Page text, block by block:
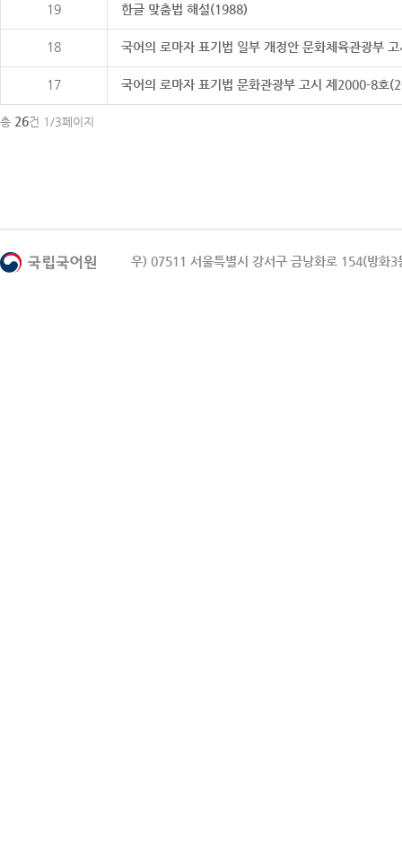
19 한글 맞춤법 해설(1988)
18 국어의 로마자 표기법 일부 개정안 문화체육관광부
17 국어의 로마자 표기법 문화관광부 고시 제2000-8호
총 26건 1/3페이지
우) 07511 서울특별시 강서구 금낭화로 154(방화3